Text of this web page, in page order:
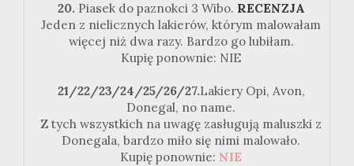
20. Piasek do paznokci 3 Wibo. RECENZJA
Jeden z nielicznych lakierów, którym malowałam
więcej niż dwa razy. Bardzo go lubiłam.
Kupię ponownie: NIE
21/22/23/24/25/26/27.Lakiery Opi, Avon,
Donegal, no name.
Z tych wszystkich na uwagę zasługują maluszki z
Donegala, bardzo miło się nimi malowało.
Kupię ponownie: NIE